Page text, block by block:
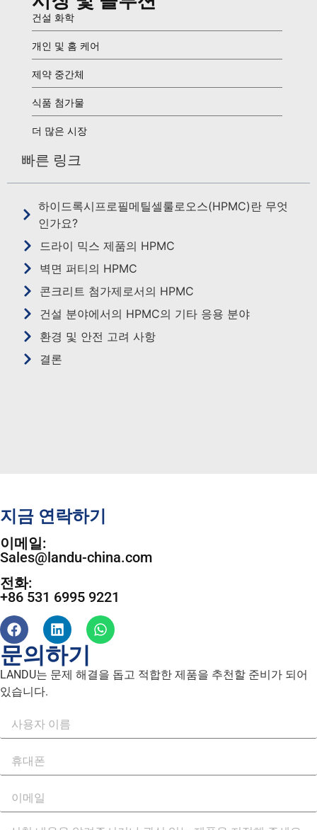
건설 화학
개인 및 홈 케어
제약 중간체
식품 첨가물
더 많은 시장
빠른 링크
하이드록시프로필메틸셀룰로오스(HPMC)란 무엇
인가요?
드라이 믹스 제품의 HPMC
벽면 퍼티의 HPMC
콘크리트 첨가제로서의 HPMC
건설 분야에서의 HPMC의 기타 응용 분야
환경 및 안전 고려 사항
결론
지금 연락하기
이메일:
Sales@landu-china.com
전화:
+86 531 6995 9221
문의하기
LANDU는 문제 해결을 돕고 적합한 제품을 추천할 준비가 되어
있습니다.